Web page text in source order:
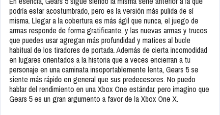
podría estar acostumbrado, pero es la versión más pulida de sí
misma. Llegar a la cobertura es más ágil que nunca, el juego de
armas responde de forma gratificante, y las nuevas armas y trucos
que puedes usar agregan más profundidad y matices al bucle
habitual de los tiradores de portada. Además de cierta incomodidad
en lugares orientados a la historia que a veces encierran a tu
personaje en una caminata insoportablemente lenta, Gears 5 se
siente más rápido en general que sus predecesores. No puedo
hablar del rendimiento en una Xbox One estándar, pero imagino que
Gears 5 es un gran argumento a favor de la Xbox One X.